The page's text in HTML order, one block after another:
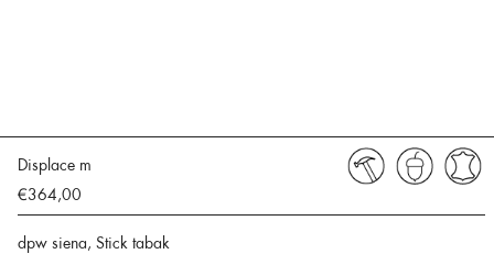
Displace m
€364,00
dpw siena, Stick tabak